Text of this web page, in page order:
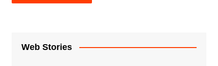
Web Stories